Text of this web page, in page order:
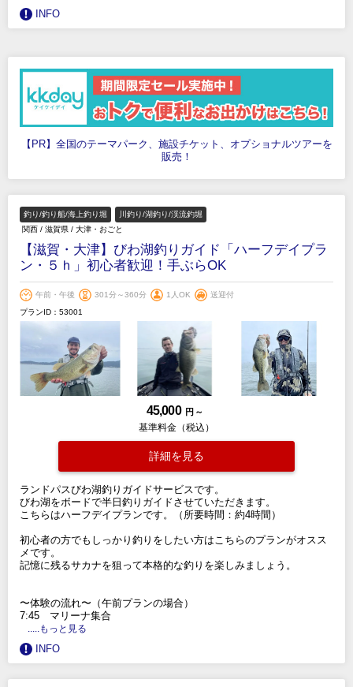
INFO
【PR】全国のテーマパーク、施設チケット、オプショナルツアーを
販売！
釣り/釣り船/海上釣り堀
川釣り/湖釣り/渓流釣堀
関西 / 滋賀県 / 大津・おごと
【滋賀・大津】びわ湖釣りガイド「ハーフデイプラ
ン・５ｈ」初心者歓迎！手ぶらOK
午前・午後 301分～360分 1人OK
送迎付
プランID：53001
45,000 円 ～
基準料金（税込）
詳細を見る
ランドパスびわ湖釣りガイドサービスです。
びわ湖をボードで半日釣りガイドさせていただきます。
こちらはハーフデイプランです。（所要時間：約4時間）
初心者の方でもしっかり釣りをしたい方はこちらのプランがオスス
メです。
記憶に残るサカナを狙って本格的な釣りを楽しみましょう。
〜体験の流れ〜（午前プランの場合）
7:45 マリーナ集合
.....もっと見る
INFO